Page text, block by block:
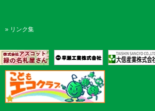
» リンク集